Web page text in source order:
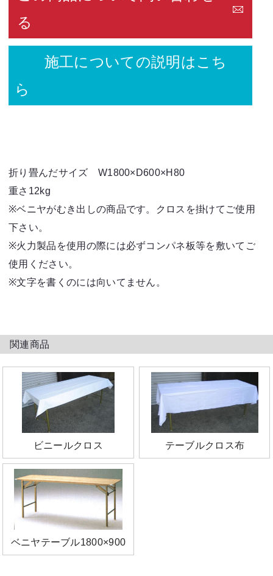
る
施工についての説明はこち
ら
折り畳んだサイズ W1800×D600×H80
重さ12kg
※ベニヤがむき出しの商品です。クロスを掛けてご使用
下さい。
※火力製品を使用の際には必ずコンパネ板等を敷いてご
使用ください。
※文字を書くのには向いてません。
関連商品
ビニールクロス テーブルクロス布
ベニヤテーブル1800×900